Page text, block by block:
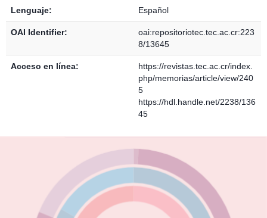
Lenguaje: Español
OAI Identifier:
oai:repositoriotec.tec.ac.cr:223
8/13645
Acceso en línea:
https://revistas.tec.ac.cr/index.
php/memorias/article/view/240
5
https://hdl.handle.net/2238/136
45